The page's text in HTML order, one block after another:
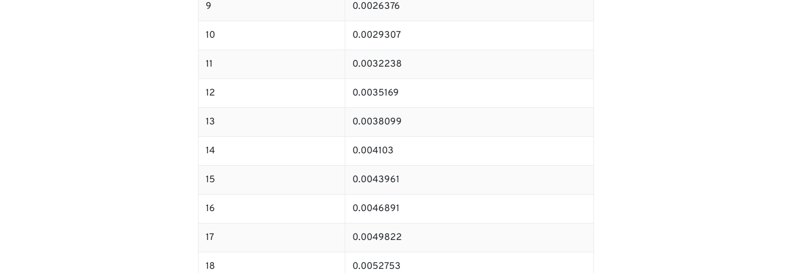
9 0.0026376
10 0.0029307
11 0.0032238
12 0.0035169
13 0.0038099
14 0.004103
15 0.0043961
16 0.0046891
17 0.0049822
18 0.0052753